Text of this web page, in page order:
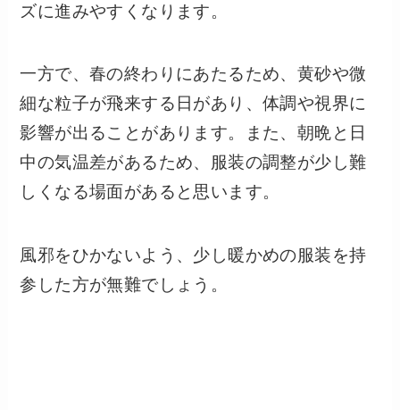
ズに進みやすくなります。
一方で、春の終わりにあたるため、黄砂や微
細な粒子が飛来する日があり、体調や視界に
影響が出ることがあります。また、朝晩と日
中の気温差があるため、服装の調整が少し難
しくなる場面があると思います。
風邪をひかないよう、少し暖かめの服装を持
参した方が無難でしょう。